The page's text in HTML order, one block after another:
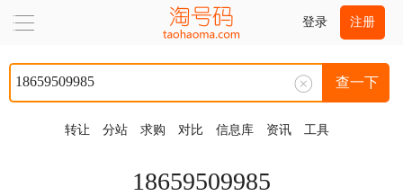
登录 注册
查一下
转让 分站 求购 对比 信息库 资讯 工具
18659509985